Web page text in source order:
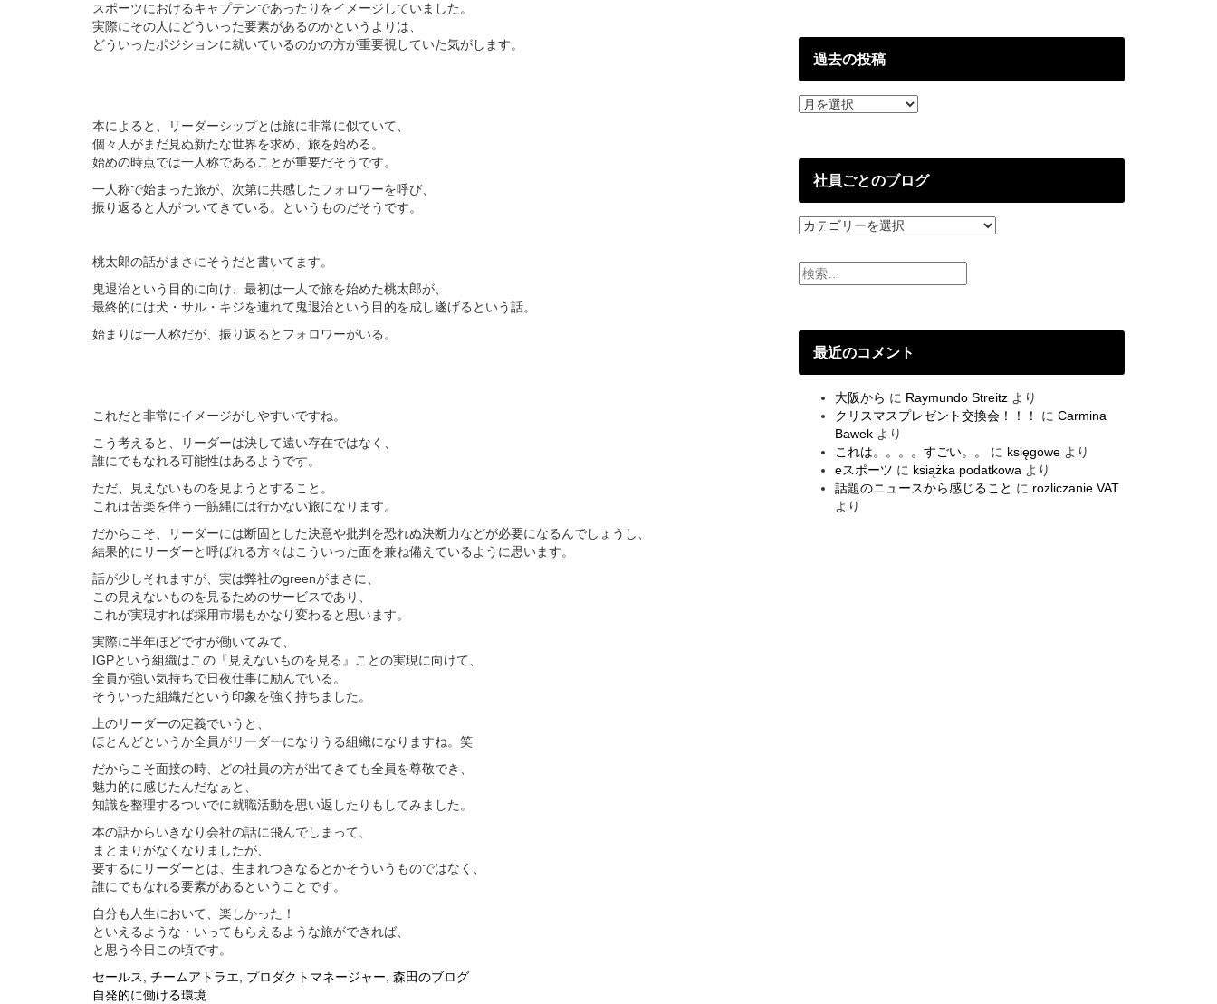
スポーツにおけるキャプテンであったりをイメージしていました。
実際にその人にどういった要素があるのかというよりは、
どういったポジションに就いているのかの方が重要視していた気がします。
本によると、リーダーシップとは旅に非常に似ていて、
個々人がまだ見ぬ新たな世界を求め、旅を始める。
始めの時点では一人称であることが重要だそうです。
一人称で始まった旅が、次第に共感したフォロワーを呼び、
振り返ると人がついてきている。というものだそうです。
桃太郎の話がまさにそうだと書いてます。
鬼退治という目的に向け、最初は一人で旅を始めた桃太郎が、
最終的には犬・サル・キジを連れて鬼退治という目的を成し遂げるという話。
始まりは一人称だが、振り返るとフォロワーがいる。
これだと非常にイメージがしやすいですね。
こう考えると、リーダーは決して遠い存在ではなく、
誰にでもなれる可能性はあるようです。
ただ、見えないものを見ようとすること。
これは苦楽を伴う一筋縄には行かない旅になります。
だからこそ、リーダーには断固とした決意や批判を恐れぬ決断力などが必要になるんでしょうし、
結果的にリーダーと呼ばれる方々はこういった面を兼ね備えているように思います。
話が少しそれますが、実は弊社のgreenがまさに、
この見えないものを見るためのサービスであり、
これが実現すれば採用市場もかなり変わると思います。
実際に半年ほどですが働いてみて、
IGPという組織はこの『見えないものを見る』ことの実現に向けて、
全員が強い気持ちで日夜仕事に励んでいる。
そういった組織だという印象を強く持ちました。
上のリーダーの定義でいうと、
ほとんどというか全員がリーダーになりうる組織になりますね。笑
だからこそ面接の時、どの社員の方が出てきても全員を尊敬でき、
魅力的に感じたんだなぁと、
知識を整理するついでに就職活動を思い返したりもしてみました。
本の話からいきなり会社の話に飛んでしまって、
まとまりがなくなりましたが、
要するにリーダーとは、生まれつきなるとかそういうものではなく、
誰にでもなれる要素があるということです。
自分も人生において、楽しかった！
といえるような・いってもらえるような旅ができれば、
と思う今日この頃です。
セールス
チームアトラエ プロダクトマネージャー 森田のブログ
自発的に働ける環境
過去の投稿
過
投
社員ごとのブログ
社
ご
と
ロ
最近のコメント
大阪から に Raymundo Streitz より
クリスマスプレゼント交換会！！！
に Carmina
Bawek より
これは。。。。すごい。。
に księgowe より
eスポーツ に książka podatkowa より
話題のニュースから感じること に rozliczanie VAT
より